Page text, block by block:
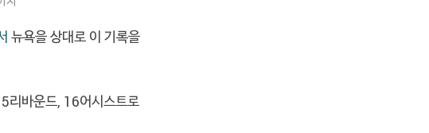
뉴욕을 상대로 이 기록을
리바운드, 16어시스트로